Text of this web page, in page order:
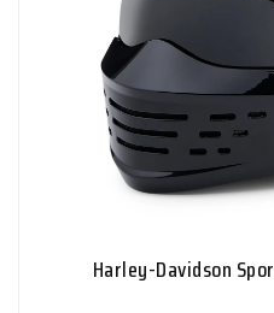
Harley-Davidson